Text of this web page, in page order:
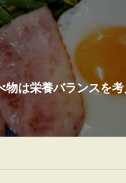
物は栄養バランスを